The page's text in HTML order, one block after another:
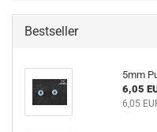
Bestseller
5mm
6,05
6,05